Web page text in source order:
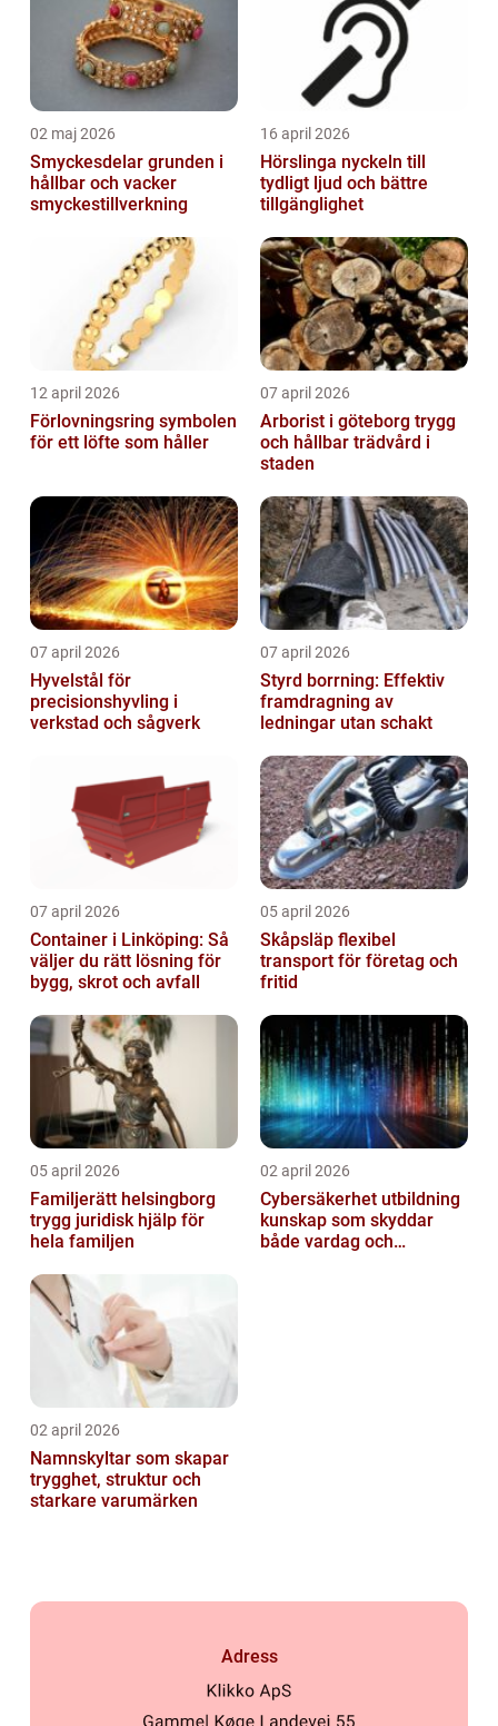
02 maj 2026
Smyckesdelar grunden i
hållbar och vacker
smyckestillverkning
16 april 2026
Hörslinga nyckeln till
tydligt ljud och bättre
tillgänglighet
12 april 2026
Förlovningsring symbolen
för ett löfte som håller
07 april 2026
Arborist i göteborg trygg
och hållbar trädvård i
staden
07 april 2026
Hyvelstål för
precisionshyvling i
verkstad och sågverk
07 april 2026
Styrd borrning: Effektiv
framdragning av
ledningar utan schakt
07 april 2026
Container i Linköping: Så
väljer du rätt lösning för
bygg, skrot och avfall
05 april 2026
Skåpsläp flexibel
transport för företag och
fritid
05 april 2026
Familjerätt helsingborg
trygg juridisk hjälp för
hela familjen
02 april 2026
Cybersäkerhet utbildning
kunskap som skyddar
både vardag och
02 april 2026
Namnskyltar som skapar
trygghet, struktur och
starkare varumärken
Adress